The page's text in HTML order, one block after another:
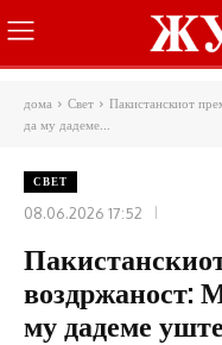
дома Свет
Пакистанскиот
да му дадеме...
СВЕТ
08.06.2026 17:52
воздржаност:
му дадеме